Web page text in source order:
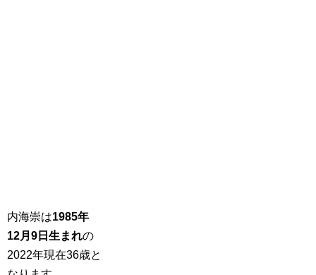
内海崇は1985年
12月9日生まれの
2022年現在36歳と